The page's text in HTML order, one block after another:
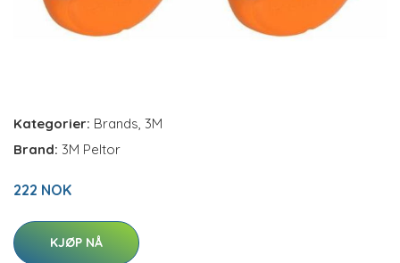
Kategorier: Brands, 3M
Brand: 3M Peltor
222 NOK
KJØP NÅ